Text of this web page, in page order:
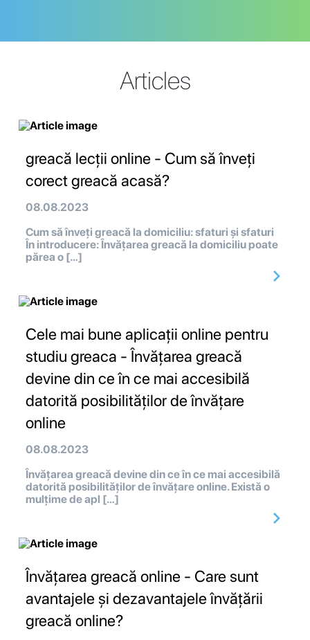
Articles
greacă lecții online - Cum să înveți
corect greacă acasă?
08.08.2023
Cum să înveți greacă la domiciliu: sfaturi și sfaturi
În introducere: Învățarea greacă la domiciliu poate
părea o […]
Cele mai bune aplicații online pentru
studiu greaca - Învățarea greacă
devine din ce în ce mai accesibilă
datorită posibilităților de învățare
online
08.08.2023
Învățarea greacă devine din ce în ce mai accesibilă
datorită posibilităților de învățare online. Există o
mulțime de apl […]
Învățarea greacă online - Care sunt
avantajele și dezavantajele învățării
greacă online?